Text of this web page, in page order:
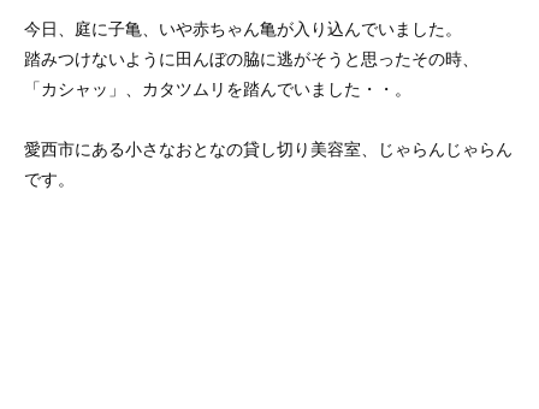
今日、庭に子亀、いや赤ちゃん亀が入り込んでいました。
踏みつけないように田んぼの脇に逃がそうと思ったその時、
「カシャッ」、カタツムリを踏んでいました・・。
愛西市にある小さなおとなの貸し切り美容室、じゃらんじゃらん
です。